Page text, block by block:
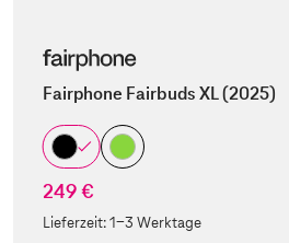
Fairphone Fairbuds XL (2025)
249 €
Lieferzeit:1-3 Werktage